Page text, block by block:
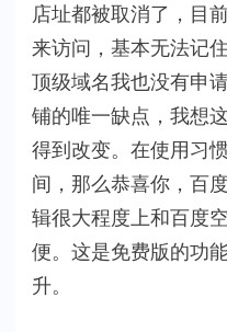
店址都被取消了，目
来访问，基本无法记
顶级域名我也没有申
铺的唯一缺点，我想
得到改变。在使用习
间，那么恭喜你，百
辑很大程度上和百度
便。这是免费版的功
升。